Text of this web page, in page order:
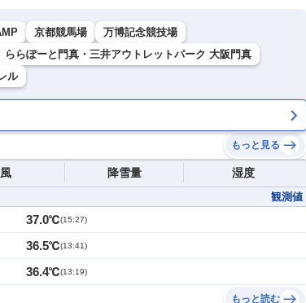
京都競馬場
万博記念競技場
ららぽーと門真・三井アウトレットパーク 大阪門真
ル
もっと見る
風 降雪量 湿度
観測値
37.0℃(15:27)
36.5℃(13:41)
36.4℃(13:19)
もっと読む